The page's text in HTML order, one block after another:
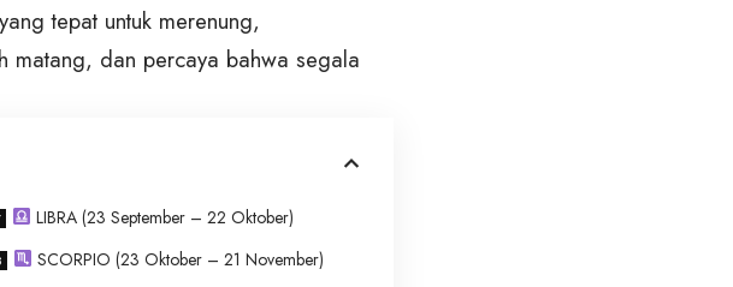
tepat untuk merenung,
matang, dan percaya bahwa segala
LIBRA (23 September – 22 Oktober)
SCORPIO (23 Oktober – 21 November)